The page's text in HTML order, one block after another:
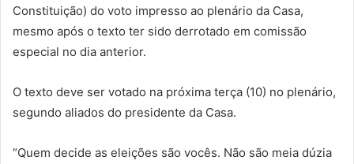
Constituição) do voto impresso ao plenário da Casa,
mesmo após o texto ter sido derrotado em comissão
especial no dia anterior.
O texto deve ser votado na próxima terça (10) no plenário,
segundo aliados do presidente da Casa.
“Quem decide as eleições são vocês. Não são meia dúzia